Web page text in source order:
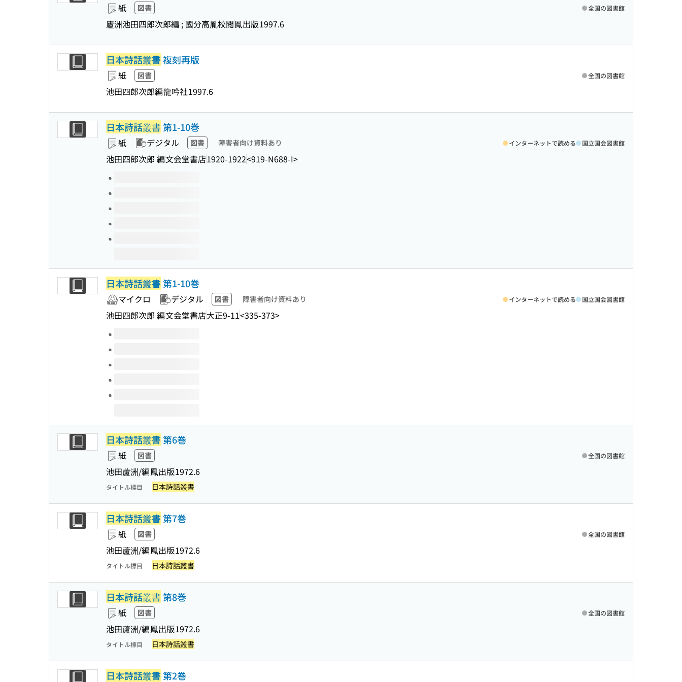
紙 図書
廬洲池田四郎次郎編 ; 國分高胤校閲鳳出版1997.6
全国の図書館
日本詩話叢書複刻再版
紙 図書
池田四郎次郎編龍吟社1997.6
全国の図書館
日本詩話叢書第1-10巻
紙 デジタル 図書 障害者向け資料あり
池田四郎次郎 編文会堂書店1920-1922<919-N688-I>
インターネットで読める 国立国会図書館
このタイトルの巻号
日本詩話叢書第1-10巻
マイクロ デジタル 図書 障害者向け資料あり
池田四郎次郎 編文会堂書店大正9-11<335-373>
インターネットで読める 国立国会図書館
このタイトルの巻号
日本詩話叢書第6巻
紙 図書
池田蘆洲/編鳳出版1972.6
全国の図書館
タイトル標目 日本詩話叢書
日本詩話叢書第7巻
紙 図書
池田蘆洲/編鳳出版1972.6
全国の図書館
タイトル標目 日本詩話叢書
日本詩話叢書第8巻
紙 図書
池田蘆洲/編鳳出版1972.6
全国の図書館
タイトル標目 日本詩話叢書
日本詩話叢書第2巻